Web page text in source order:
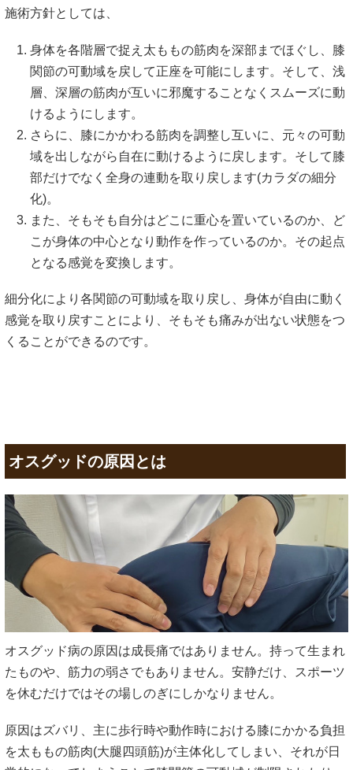
施術方針としては、
身体を各階層で捉え太ももの筋肉を深部までほぐし、膝
関節の可動域を戻して正座を可能にします。そして、浅
層、深層の筋肉が互いに邪魔することなくスムーズに動
けるようにします。
さらに、膝にかかわる筋肉を調整し互いに、元々の可動
域を出しながら自在に動けるように戻します。そして膝
部だけでなく全身の連動を取り戻します(カラダの細分
化)。
また、そもそも自分はどこに重心を置いているのか、ど
こが身体の中心となり動作を作っているのか。その起点
となる感覚を変換します。
細分化により各関節の可動域を取り戻し、身体が自由に動く
感覚を取り戻すことにより、そもそも痛みが出ない状態をつ
くることができるのです。
オスグッドの原因とは
オスグッド病の原因は成長痛ではありません。持って生まれ
たものや、筋力の弱さでもありません。安静だけ、スポーツ
を休むだけではその場しのぎにしかなりません。
原因はズバリ、主に歩行時や動作時における膝にかかる負担
を太ももの筋肉(大腿四頭筋)が主体化してしまい、それが日